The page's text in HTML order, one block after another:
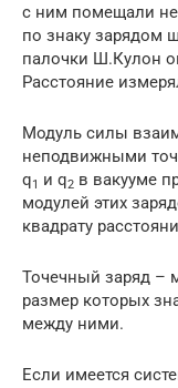
с ним помещали
по знаку зарядом
палочки Ш.Кулон
Расстояние
Модуль силы
неподвижными
q1 и q2 в вакууме
модулей этих
квадрату
Точечный заряд –
размер которых
между ними.
Если имеется